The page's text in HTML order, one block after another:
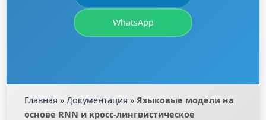
WhatsApp
Главная » Документация » Языковые модели на
основе RNN и кросс-лингвистическое